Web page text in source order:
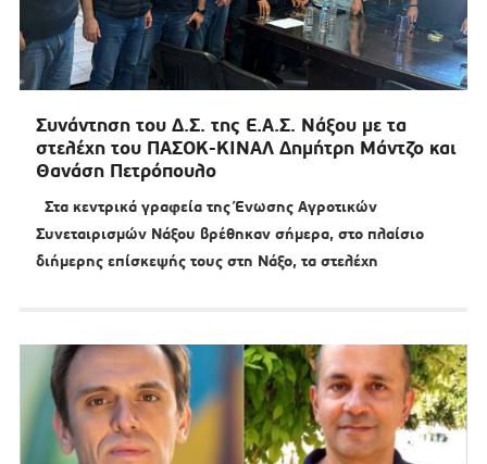
Συνάντηση του Δ.Σ. της Ε.Α.Σ. Νάξου με τα
στελέχη του ΠΑΣΟΚ-ΚΙΝΑΛ Δημήτρη Μάντζο και
Θανάση Πετρόπουλο
Στα κεντρικά γραφεία της Ένωσης Αγροτικών
Συνεταιρισμών Νάξου βρέθηκαν σήμερα, στο πλαίσιο
διήμερης επίσκεψής τους στη Νάξο, τα στελέχη